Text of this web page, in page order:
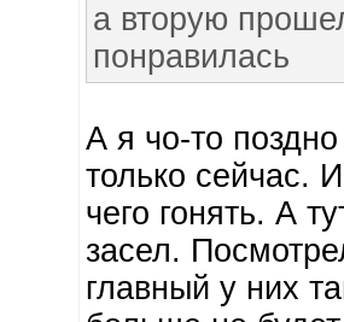
а вторую
понравилась
А я чо-то
только сейчас.
чего гонять. А
засел.
главный у них